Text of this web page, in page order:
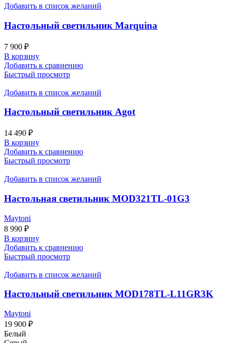
Добавить в список желаний
Настольный светильник Marquina
7 900 ₽
В корзину
Добавить к сравнению
Быстрый просмотр
Добавить в список желаний
Настольный светильник Agot
14 490 ₽
В корзину
Добавить к сравнению
Быстрый просмотр
Добавить в список желаний
Настольная светильник MOD321TL-01G3
Maytoni
8 990 ₽
В корзину
Добавить к сравнению
Быстрый просмотр
Добавить в список желаний
Настольный светильник MOD178TL-L11GR3K
Maytoni
19 900 ₽
Белый